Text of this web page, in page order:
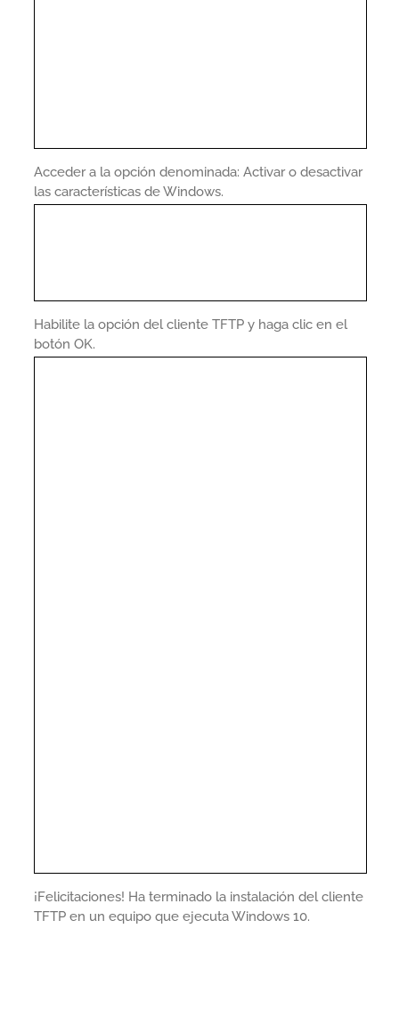
Acceder a la opción denominada: Activar o desactivar
las características de Windows.
Habilite la opción del cliente TFTP y haga clic en el
botón OK.
¡Felicitaciones! Ha terminado la instalación del cliente
TFTP en un equipo que ejecuta Windows 10.